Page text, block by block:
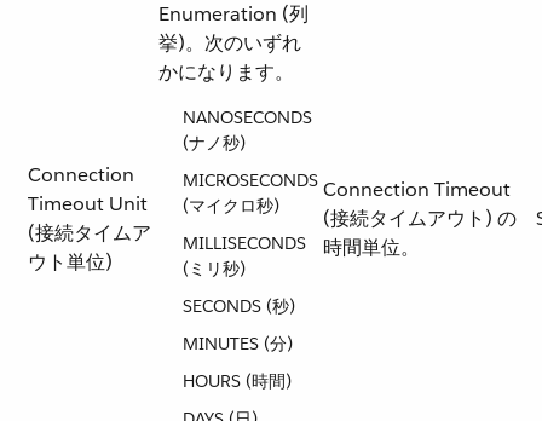
Connection
Timeout Unit
(接続タイムア
ウト単位)
Enumeration (列
挙)。次のいずれ
かになります。
NANOSECONDS
(ナノ秒)
MICROSECONDS
(マイクロ秒)
MILLISECONDS
(ミリ秒)
SECONDS (秒)
MINUTES (分)
HOURS (時間)
Connection Timeout
(接続タイムアウト) の
時間単位。